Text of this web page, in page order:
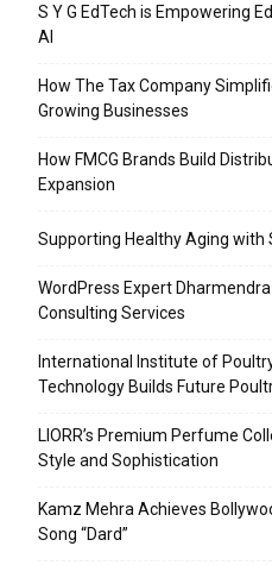
S Y G EdTech is Empowering
AI
How The Tax Company
Growing Businesses
How FMCG Brands Build
Expansion
Supporting Healthy Aging with
WordPress Expert
Consulting Services
International Institute of
Technology Builds Future
LIORR’s Premium Perfume
Style and Sophistication
Kamz Mehra Achieves
Song “Dard”